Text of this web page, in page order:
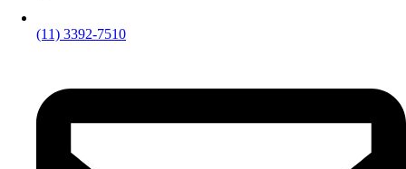
(11) 3392-7510